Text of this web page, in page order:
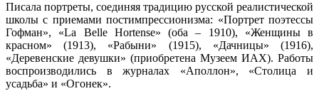
Писала портреты, соединяя традицию русской реалистической
школы с приемами постимпрессионизма: «Портрет поэтессы
Гофман», «La Belle Hortense» (оба – 1910), «Женщины в
красном» (1913), «Рабыни» (1915), «Дачницы» (1916),
«Деревенские девушки» (приобретена Музеем ИАХ). Работы
воспроизводились в журналах «Аполлон», «Столица и
усадьба» и «Огонек».